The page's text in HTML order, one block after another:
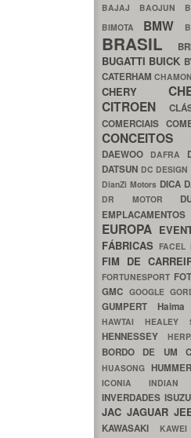
BAJAJ BAOJUN
BIMOTA BMW
BRASIL
BUGATTI BUICK
CATERHAM
CHERY
CITROEN
COMERCIAIS
CONCEITOS
DAEWOO DAFRA
DATSUN DC DESIGN
DianZi Motors DICA
DR MOTOR
EUROPA
FÁBRICASFACEL
FIM DE
FORTUNESPORT
GMC GOOGLE
GUMPERT
HAWTAI HEALEY
HENNESSEY
BORDO DE UM
HUASONGHUMMER
ICONIA INDIAN
INVERDADESISUZU
JAC JAGUAR
KAWASAKI KAWEI